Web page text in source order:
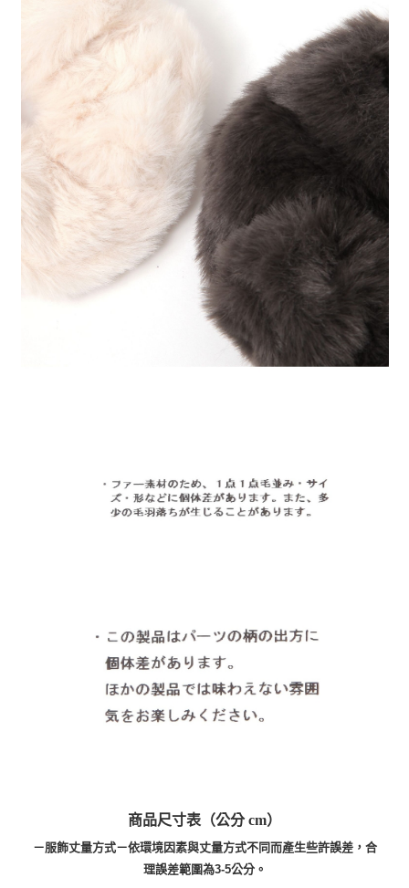
商品尺寸表（公分 cm）
－服飾丈量方式－依環境因素與丈量方式不同而產生些許誤差，合
理誤差範圍為3-5公分。